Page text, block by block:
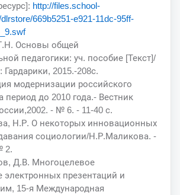
http://files.school-
669b5251-e921-11dc-95ff-
Основы общей
педагогики: уч. пособие [Текст]/
2015.-208с.
модернизации российского
период до 2010 года.- Вестник
- № 6. - 11-40 с.
Н.Р. О некоторых инновационных
социологии/Н.Р.Маликова. -
2.
Д.В. Многоцелевое
электронных презентаций и
15-я Международная